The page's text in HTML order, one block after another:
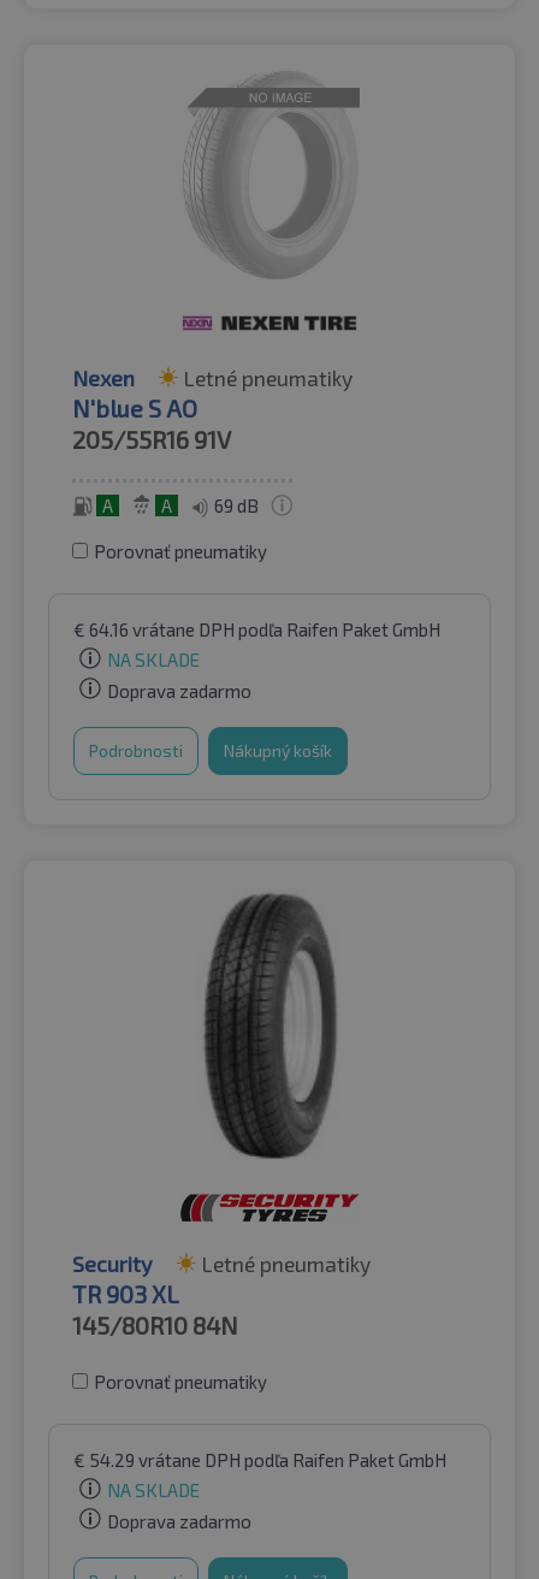
Nexen Letné pneumatiky
N'blue S AO
205/55R16 91V
A A 69 dB
Porovnať pneumatiky
€ 64.16 vrátane DPH podľa Raifen Paket GmbH
NA SKLADE
Doprava zadarmo
Podrobnosti Nákupný košík
Security Letné pneumatiky
TR 903 XL
145/80R10 84N
Porovnať pneumatiky
€ 54.29 vrátane DPH podľa Raifen Paket GmbH
NA SKLADE
Doprava zadarmo